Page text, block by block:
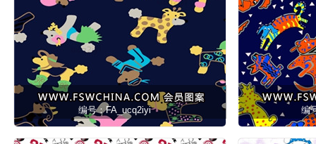
编号：FA_ucq2iyi 编